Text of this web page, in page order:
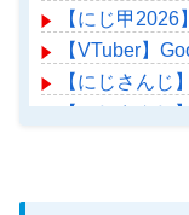
【にじ甲
【VTuber】
【にじさんじ
【にじさんじ